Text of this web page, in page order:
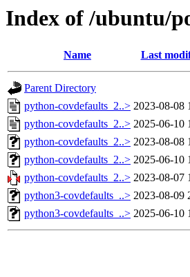
Index of /ubuntu/
Name Last
Parent Directory
python-covdefaults_2..> 2023-08-08
python-covdefaults_2..> 2025-06-10
python-covdefaults_2..> 2023-08-08
python-covdefaults_2..> 2025-06-10
python-covdefaults_2..> 2023-08-07
python3-covdefaults_..> 2023-08-09
python3-covdefaults_..> 2025-06-10